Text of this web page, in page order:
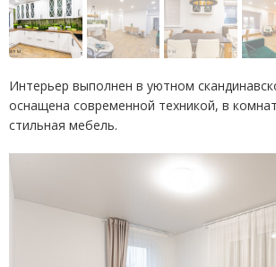
Интерьер выполнен в уютном
оснащена современной техникой, в
стильная мебель.